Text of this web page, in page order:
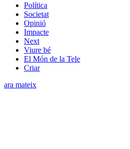
Política
Societat
Opinió
Impacte
Next
Viure bé
El Món de la Tele
Criar
ara mateix